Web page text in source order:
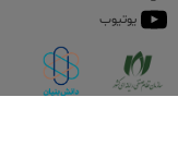
یوتیوب